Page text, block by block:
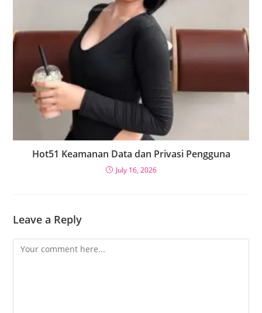
Hot51 Keamanan Data dan Privasi Pengguna
July 16, 2026
Leave a Reply
Comment